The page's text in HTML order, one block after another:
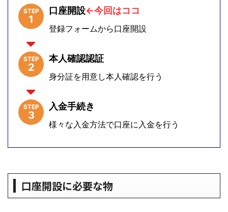
STEP
1
口座開設←今回はココ
登録フォームから口座開設
STEP
2
本人確認認証
身分証を用意し本人確認を行う
STEP
3
入金手続き
様々な入金方法で口座に入金を行う
口座開設に必要な物